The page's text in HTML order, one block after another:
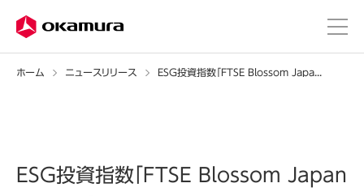
ホーム ニュースリリース
ESG投資指数「FTSE Blossom Japan